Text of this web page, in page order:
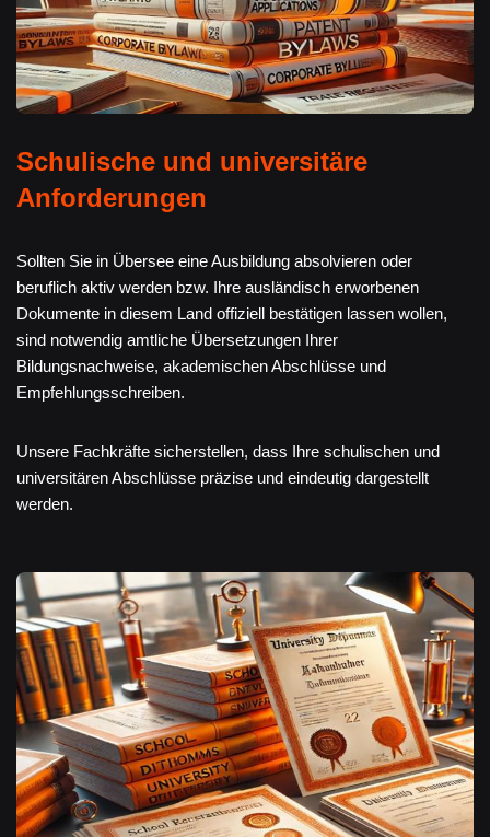
Schulische und universitäre
Anforderungen
Sollten Sie in Übersee eine Ausbildung absolvieren oder
beruflich aktiv werden bzw. Ihre ausländisch erworbenen
Dokumente in diesem Land offiziell bestätigen lassen wollen,
sind notwendig amtliche Übersetzungen Ihrer
Bildungsnachweise, akademischen Abschlüsse und
Empfehlungsschreiben.
Unsere Fachkräfte sicherstellen, dass Ihre schulischen und
universitären Abschlüsse präzise und eindeutig dargestellt
werden.